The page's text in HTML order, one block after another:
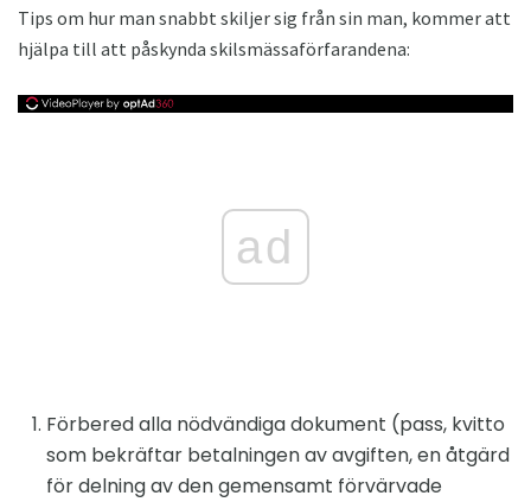
Tips om hur man snabbt skiljer sig från sin man, kommer att
hjälpa till att påskynda skilsmässaförfarandena:
ad
Förbered alla nödvändiga dokument (pass, kvitto
som bekräftar betalningen av avgiften, en åtgärd
för delning av den gemensamt förvärvade